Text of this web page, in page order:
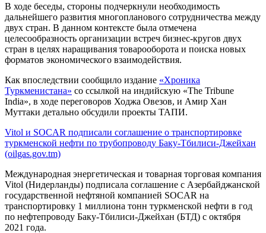
В ходе беседы, стороны подчеркнули необходимость
дальнейшего развития многопланового сотрудничества между
двух стран. В данном контексте была отмечена
целесообразность организации встреч бизнес-кругов двух
стран в целях наращивания товарооборота и поиска новых
форматов экономического взаимодействия.
Как впоследствии сообщило издание «Хроника
Туркменистана» со ссылкой на индийскую «The Tribune
India», в ходе переговоров Ходжа Овезов, и Амир Хан
Муттаки детально обсудили проекты ТАПИ.
Vitol и SOCAR подписали соглашение о транспортировке
туркменской нефти по трубопроводу Баку-Тбилиси-Джейхан
(oilgas.gov.tm)
Международная энергетическая и товарная торговая компания
Vitol (Нидерланды) подписала соглашение с Азербайджанской
государственной нефтяной компанией SOCAR на
транспортировку 1 миллиона тонн туркменской нефти в год
по нефтепроводу Баку-Тбилиси-Джейхан (БТД) с октября
2021 года.